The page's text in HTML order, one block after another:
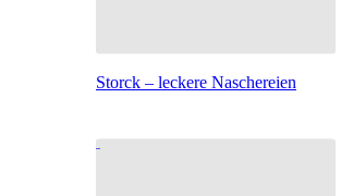
Storck – leckere Naschereien